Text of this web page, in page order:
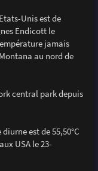
Unis est de
Endicott le
jamais
au nord de
central park depuis
est de 55,50°C
USA le 23-